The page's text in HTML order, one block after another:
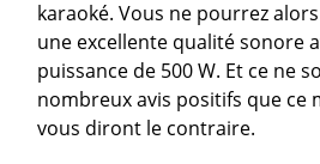
karaoké. Vous ne pourrez
une excellente qualité sonore
puissance de 500 W. Et ce ne
nombreux avis positifs que ce
vous diront le contraire.